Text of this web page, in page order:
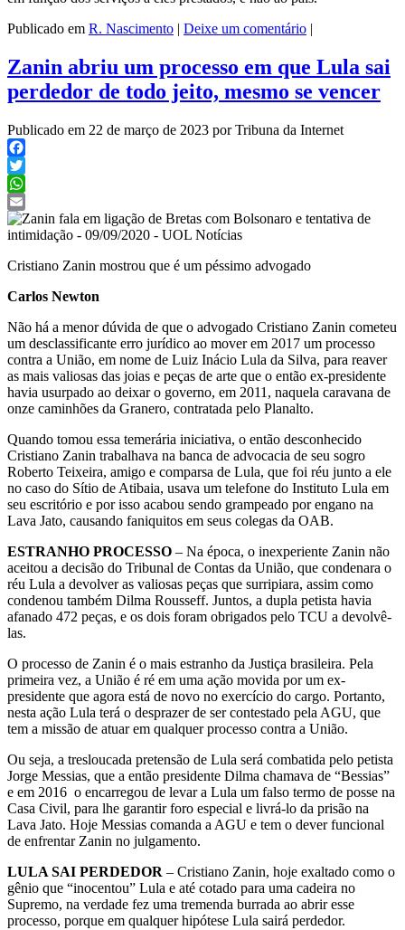
Publicado em R. Nascimento | Deixe um comentário |
Zanin abriu um processo em que Lula sai
perdedor de todo jeito, mesmo se vencer
Publicado em 22 de março de 2023 por Tribuna da Internet
Facebook
Twitter
WhatsApp
Email
Cristiano Zanin mostrou que é um péssimo advogado
Carlos Newton
Não há a menor dúvida de que o advogado Cristiano Zanin cometeu
um desclassificante erro jurídico ao mover em 2017 um processo
contra a União, em nome de Luiz Inácio Lula da Silva, para reaver
as mais valiosas das joias e peças de arte que o então ex-presidente
havia usurpado ao deixar o governo, em 2011, naquela caravana de
onze caminhões da Granero, contratada pelo Planalto.
Quando tomou essa temerária iniciativa, o então desconhecido
Cristiano Zanin trabalhava na banca de advocacia de seu sogro
Roberto Teixeira, amigo e comparsa de Lula, que foi réu junto a ele
no caso do Sítio de Atibaia, usava um telefone do Instituto Lula em
seu escritório e por isso acabou sendo grampeado por engano na
Lava Jato, causando faniquitos em seus colegas da OAB.
ESTRANHO PROCESSO – Na época, o inexperiente Zanin não
aceitou a decisão do Tribunal de Contas da União, que condenara o
réu Lula a devolver as valiosas peças que surripiara, assim como
condenou também Dilma Rousseff. Juntos, a dupla petista havia
afanado 472 peças, e os dois foram obrigados pelo TCU a devolvê-
las.
O processo de Zanin é o mais estranho da Justiça brasileira. Pela
primeira vez, a União é ré em uma ação movida por um ex-
presidente que agora está de novo no exercício do cargo. Portanto,
nesta ação Lula terá o desprazer de ser contestado pela AGU, que
tem a missão de atuar em qualquer processo contra a União.
Ou seja, a tresloucada pretensão de Lula será combatida pelo petista
Jorge Messias, que a então presidente Dilma chamava de “Bessias”
e em 2016 o encarregou de levar a Lula um falso termo de posse na
Casa Civil, para lhe garantir foro especial e livrá-lo da prisão na
Lava Jato. Hoje Messias comanda a AGU e tem o dever funcional
de enfrentar Zanin no julgamento.
LULA SAI PERDEDOR – Cristiano Zanin, hoje exaltado como o
gênio que “inocentou” Lula e até cotado para uma cadeira no
Supremo, na verdade fez uma tremenda burrada ao abrir esse
processo, porque em qualquer hipótese Lula sairá perdedor.